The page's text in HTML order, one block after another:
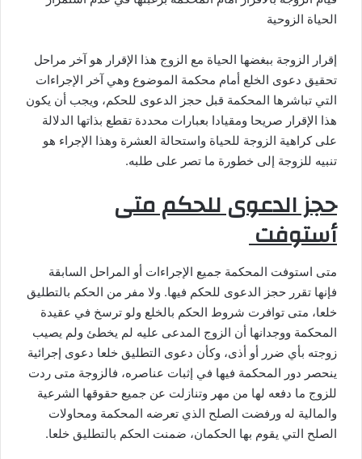
الحياة الزوحية
إقرار الزوجة ببغضها الحياة مع الزوج هذا الإقرار هو آخر مراحل
تحقيق دعوى الخلع أمام محكمة الموضوع وهي آخر الإجراءات
التي تباشرها المحكمة قبل حجز الدعوى للحكم، ويجب أن يكون
هذا الإقرار صريحا ومقيادا بعبارات محددة تقطع بذاتها الدلالة
على كراهية الزوجة للحياة واستحالة العشرة وهذا الإجراء هو
تنبيه للزوجة إلى خطورة ما تصر على طلبه.
حجز الدعوى للحكم متى
أستوفت
متى استوفت المحكمة جميع الإجراءات أو المراحل السابقة
فإنها تقرر حجز الدعوى للحكم فيها. ولا مفر من الحكم بالتطليق
خلعا، متى توافرت شروط الحكم بالخلع ولو ترسخ في عقيدة
المحكمة ووجدانها أن الزوج المدعى عليه لم يخطئ ولم يصيب
زوجته بأي ضرر أو أذى، وكأن دعوى التطليق خلعا دعوى إجرائية
ينحصر دور المحكمة فيها في إثبات عناصره، فالزوجة متى ردت
للزوج ما دفعه لها من مهر وتنازلت عن جميع حقوقها الشرعية
والمالية له ورفضت الصلح الذي تعرضه المحكمة ومحاولات
الصلح التي يقوم بها الحكمان، ضمنت الحكم بالتطليق خلعا.